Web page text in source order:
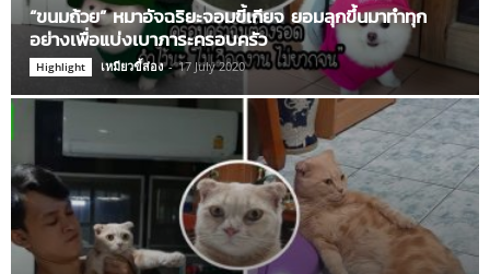
“ขนมถ้วย” หมาอัจฉริยะจอมขี้เกียจ ยอมลุกขึ้นมาทำทุก
อย่างเพื่อแบ่งเบาภาระครอบครัว
Highlight เหมียวขี้ส่อง - 17 July 2020